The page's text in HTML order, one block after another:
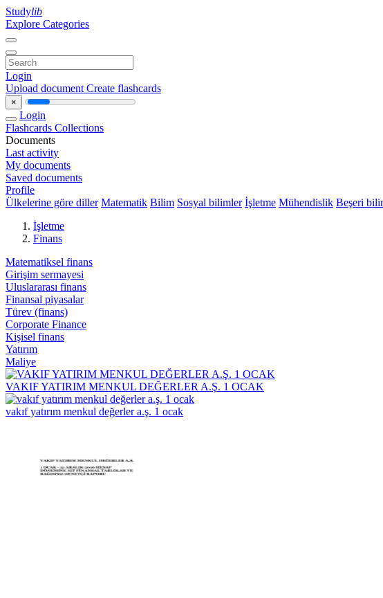
Studylib
Explore Categories
Login
Upload document Create flashcards
×
Login
Flashcards Collections
Documents
Last activity
My documents
Saved documents
Profile
Ülkelerine göre diller Matematik Bilim Sosyal bilimler İşletme Mühendislik Beşeri
İşletme
Finans
Matematiksel finans
Girişim sermayesi
Uluslararası finans
Finansal piyasalar
Türev (finans)
Corporate Finance
Kişisel finans
Yatırım
Maliye
VAKIF YATIRIM MENKUL DEĞERLER A.Ş. 1 OCAK
vakıf yatırım menkul değerler a.ş. 1 ocak